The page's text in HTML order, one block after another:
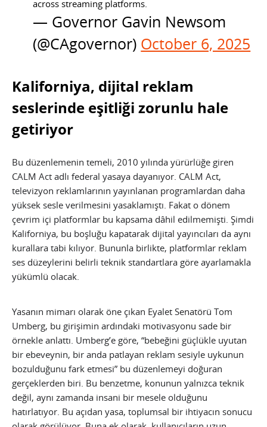
across streaming platforms.
— Governor Gavin Newsom
(@CAgovernor) October 6, 2025
Kaliforniya, dijital reklam
seslerinde eşitliği zorunlu hale
getiriyor
Bu düzenlemenin temeli, 2010 yılında yürürlüğe giren
CALM Act adlı federal yasaya dayanıyor. CALM Act,
televizyon reklamlarının yayınlanan programlardan daha
yüksek sesle verilmesini yasaklamıştı. Fakat o dönem
çevrim içi platformlar bu kapsama dâhil edilmemişti. Şimdi
Kaliforniya, bu boşluğu kapatarak dijital yayıncıları da aynı
kurallara tabi kılıyor. Bununla birlikte, platformlar reklam
ses düzeylerini belirli teknik standartlara göre ayarlamakla
yükümlü olacak.
Yasanın mimarı olarak öne çıkan Eyalet Senatörü Tom
Umberg, bu girişimin ardındaki motivasyonu sade bir
örnekle anlattı. Umberg’e göre, “bebeğini güçlükle uyutan
bir ebeveynin, bir anda patlayan reklam sesiyle uykunun
bozulduğunu fark etmesi” bu düzenlemeyi doğuran
gerçeklerden biri. Bu benzetme, konunun yalnızca teknik
değil, aynı zamanda insani bir mesele olduğunu
hatırlatıyor. Bu açıdan yasa, toplumsal bir ihtiyacın sonucu